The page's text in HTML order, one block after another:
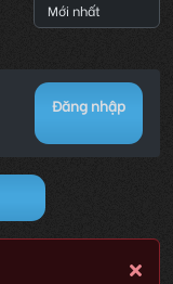
Đăng nhập